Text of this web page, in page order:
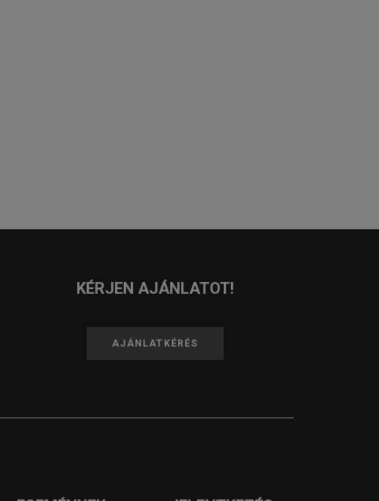
KÉRJEN AJÁNLATOT!
AJÁNLATKÉRÉS